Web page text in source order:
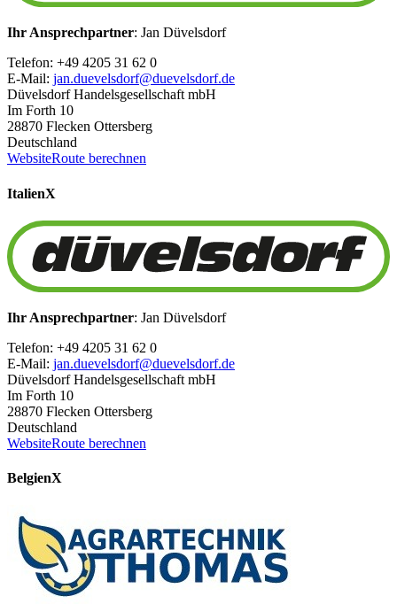
Ihr Ansprechpartner: Jan Düvelsdorf
Telefon: +49 4205 31 62 0
E-Mail: jan.duevelsdorf@duevelsdorf.de
Düvelsdorf Handelsgesellschaft mbH
Im Forth 10
28870 Flecken Ottersberg
Deutschland
WebsiteRoute berechnen
ItalienX
Ihr Ansprechpartner: Jan Düvelsdorf
Telefon: +49 4205 31 62 0
E-Mail: jan.duevelsdorf@duevelsdorf.de
Düvelsdorf Handelsgesellschaft mbH
Im Forth 10
28870 Flecken Ottersberg
Deutschland
WebsiteRoute berechnen
BelgienX